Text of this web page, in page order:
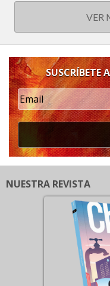
VER
SUSCRÍBETE
NUESTRA REVISTA